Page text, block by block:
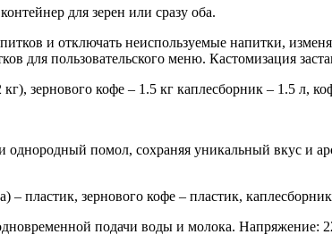
для зерен или сразу оба.
и отключать неиспользуемые напитки,
для пользовательского меню. Кастомизация
зернового кофе – 1.5 кг каплесборник – 1.5 л,
помол, сохраняя уникальный вкус и
пластик, зернового кофе – пластик,
подачи воды и молока. Напряжение: